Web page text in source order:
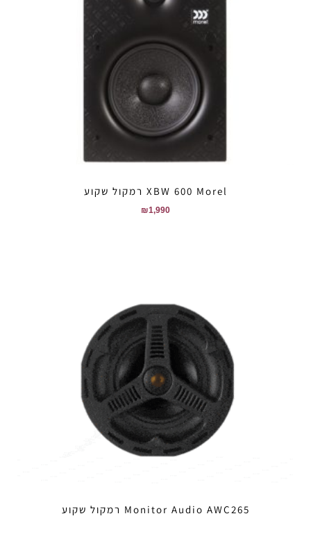
XBW 600 Morel רמקול שקוע
₪1,990
Monitor Audio AWC265 רמקול שקוע